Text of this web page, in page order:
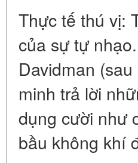
Thực tế thú vị:
của sự tự
Davidman
minh trả lời
dụng cười như
bầu không khí